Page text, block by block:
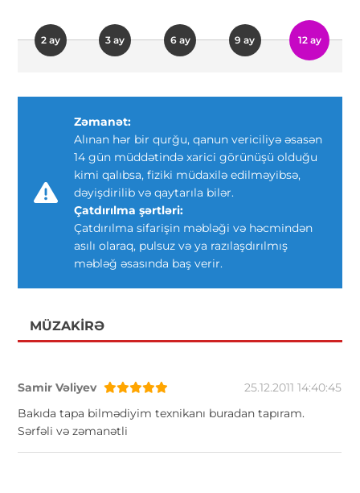
2 ay 3 ay 6 ay 9 ay 12 ay
Zəmanət:
Alınan hər bir qurğu, qanun vericiliyə əsasən
14 gün müddətində xarici görünüşü olduğu
kimi qalıbsa, fiziki müdaxilə edilməyibsə,
dəyişdirilib və qaytarıla bilər.
Çatdırılma şərtləri:
Çatdırılma sifarişin məbləği və həcmindən
asılı olaraq, pulsuz və ya razılaşdırılmış
məbləğ əsasında baş verir.
MÜZAKIRƏ
Samir Vəliyev
25.12.2011 14:40:45
Bakıda tapa bilmədiyim texnikanı buradan tapıram.
Sərfəli və zəmanətli